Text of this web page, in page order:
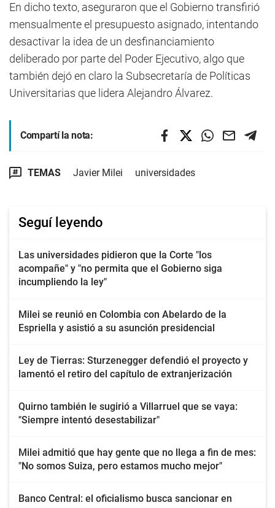
En dicho texto, aseguraron que el Gobierno transfirió
mensualmente el presupuesto asignado, intentando
desactivar la idea de un desfinanciamiento
deliberado por parte del Poder Ejecutivo, algo que
también dejó en claro la Subsecretaría de Políticas
Universitarias que lidera Alejandro Álvarez.
Compartí la nota:
TEMAS Javier Milei universidades
Seguí leyendo
Las universidades pidieron que la Corte "los
acompañe" y "no permita que el Gobierno siga
incumpliendo la ley"
Milei se reunió en Colombia con Abelardo de la
Espriella y asistió a su asunción presidencial
Ley de Tierras: Sturzenegger defendió el proyecto y
lamentó el retiro del capítulo de extranjerización
Quirno también le sugirió a Villarruel que se vaya:
"Siempre intentó desestabilizar"
Milei admitió que hay gente que no llega a fin de mes:
"No somos Suiza, pero estamos mucho mejor"
Banco Central: el oficialismo busca sancionar en